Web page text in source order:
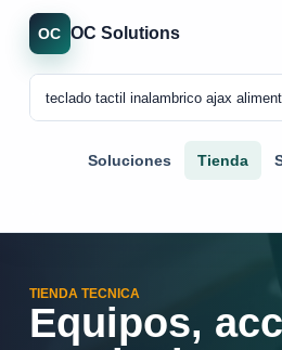
OC OC Solutions
Soluciones Tienda
TIENDA TECNICA
Equipos,